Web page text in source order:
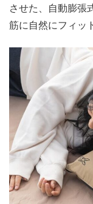
させた、自動膨張
筋に自然にフィッ